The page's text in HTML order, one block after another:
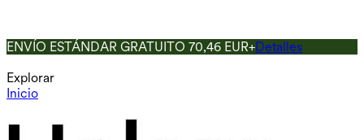
ENVÍO ESTÁNDAR GRATUITO 70,46 EUR+Detalles
Explorar
Inicio